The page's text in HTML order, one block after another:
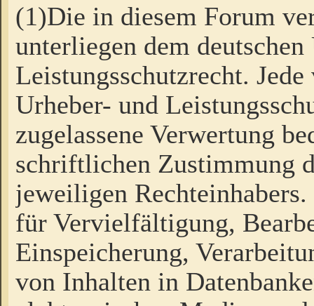
(1)Die in diesem Forum
unterliegen dem
Leistungsschutzrecht.
Urheber- und
zugelassene Verwertung
schriftlichen Zustimmung
jeweiligen
für Vervielfältigung,
Einspeicherung,
von Inhalten in